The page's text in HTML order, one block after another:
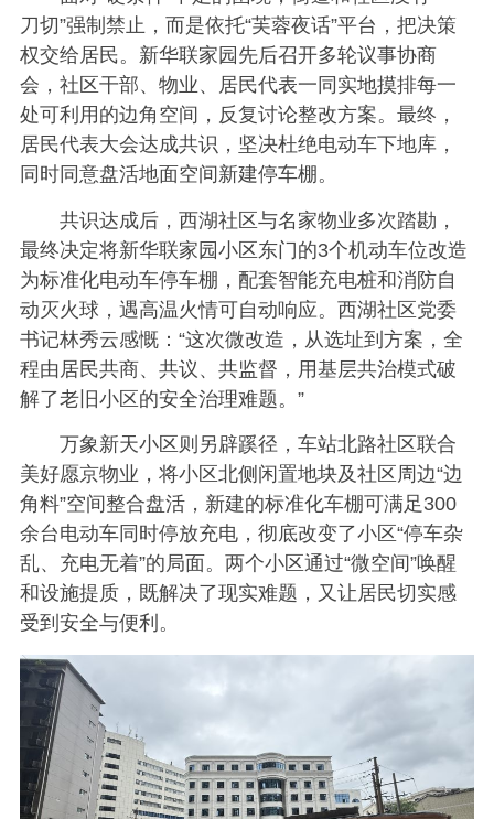
刀切”强制禁止，而是依托“芙蓉夜话”平台，把决策
权交给居民。新华联家园先后召开多轮议事协商
会，社区干部、物业、居民代表一同实地摸排每一
处可利用的边角空间，反复讨论整改方案。最终，
居民代表大会达成共识，坚决杜绝电动车下地库，
同时同意盘活地面空间新建停车棚。
共识达成后，西湖社区与名家物业多次踏勘，
最终决定将新华联家园小区东门的3个机动车位改造
为标准化电动车停车棚，配套智能充电桩和消防自
动灭火球，遇高温火情可自动响应。西湖社区党委
书记林秀云感慨：“这次微改造，从选址到方案，全
程由居民共商、共议、共监督，用基层共治模式破
解了老旧小区的安全治理难题。”
万象新天小区则另辟蹊径，车站北路社区联合
美好愿京物业，将小区北侧闲置地块及社区周边“边
角料”空间整合盘活，新建的标准化车棚可满足300
余台电动车同时停放充电，彻底改变了小区“停车杂
乱、充电无着”的局面。两个小区通过“微空间”唤醒
和设施提质，既解决了现实难题，又让居民切实感
受到安全与便利。